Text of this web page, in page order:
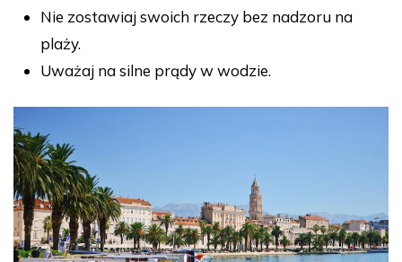
Nie zostawiaj swoich rzeczy bez nadzoru na
plaży.
Uważaj na silne prądy w wodzie.